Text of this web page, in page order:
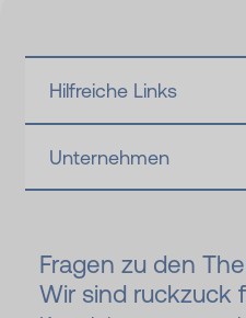
Hilfreiche Links
Unternehmen
Fragen zu den
Wir sind ruckzuck